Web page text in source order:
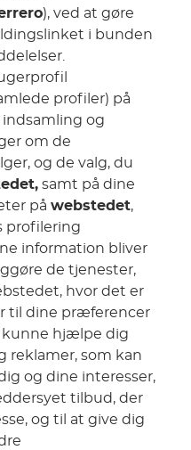
), ved at gøre
i bunden
profiler) på
og
om de
og de valg, du
samt på dine
på webstedet,
profilering
information bliver
de tjenester,
hvor det er
til dine præferencer
kunne hjælpe dig
reklamer, som kan
og dine interesser,
tilbud, der
og til at give dig